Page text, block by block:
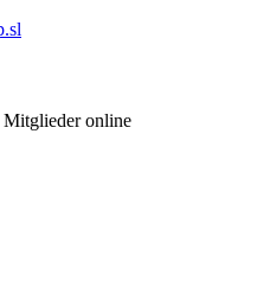
Mitglieder online